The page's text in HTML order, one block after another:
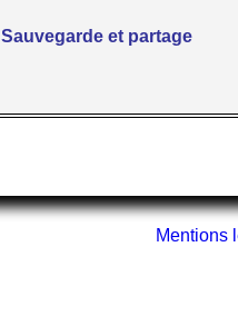
Sauvegarde et partage
Mentions